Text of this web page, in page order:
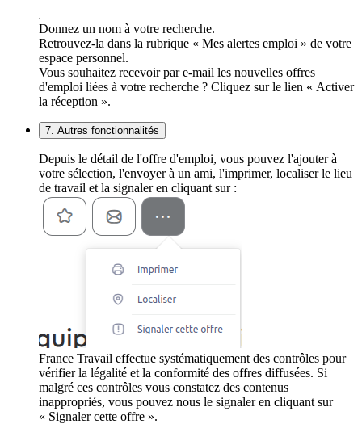
Donnez un nom à votre recherche.
Retrouvez-la dans la rubrique « Mes alertes emploi » de votre
espace personnel.
Vous souhaitez recevoir par e-mail les nouvelles offres
d'emploi liées à votre recherche ? Cliquez sur le lien « Activer
la réception ».
7. Autres fonctionnalités
Depuis le détail de l'offre d'emploi, vous pouvez l'ajouter à
votre sélection, l'envoyer à un ami, l'imprimer, localiser le lieu
de travail et la signaler en cliquant sur :
France Travail effectue systématiquement des contrôles pour
vérifier la légalité et la conformité des offres diffusées. Si
malgré ces contrôles vous constatez des contenus
inappropriés, vous pouvez nous le signaler en cliquant sur
« Signaler cette offre ».